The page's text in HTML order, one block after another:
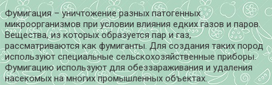
Фумигация – уничтожение разных патогенных
микроорганизмов при условии влияния едких газов и паров.
Вещества, из которых образуется пар и газ,
рассматриваются как фумиганты. Для создания таких пород
используют специальные сельскохозяйственные приборы.
Фумигацию используют для обеззараживания и удаления
насекомых на многих промышленных объектах.